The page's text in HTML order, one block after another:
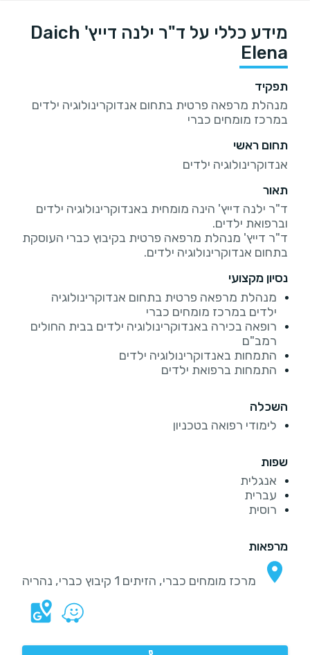
מידע כללי על ד"ר ילנה דייץ' Daich
Elena
תפקיד
מנהלת מרפאה פרטית בתחום אנדוקרינולוגיה ילדים
במרכז מומחים כברי
תחום ראשי
אנדוקרינולוגיה ילדים
תאור
ד"ר ילנה דייץ' הינה מומחית באנדוקרינולוגיה ילדים
ד"ר דייץ' מנהלת מרפאה פרטית בקיבוץ כברי העוסקת
בתחום אנדוקרינולוגיה ילדים.
נסיון מקצועי
מנהלת מרפאה פרטית בתחום אנדוקרינולוגיה
ילדים במרכז מומחים כברי
רופאה בכירה באנדוקרינולוגיה ילדים בבית החולים
רמב"ם
התמחות באנדוקרינולוגיה ילדים
התמחות ברפואת ילדים
השכלה
לימודי רפואה בטכניון
שפות
אנגלית
עברית
רוסית
מרפאות
מרכז מומחים כברי, הזיתים 1 קיבוץ כברי, נהריה